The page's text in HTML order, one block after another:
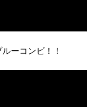
ーコンビ！！